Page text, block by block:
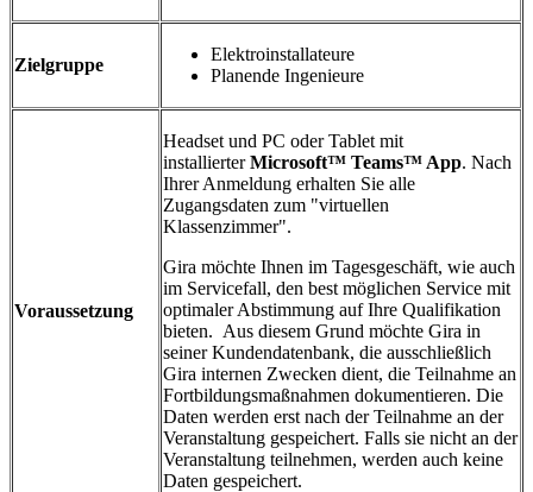
Zielgruppe
Elektroinstallateure
Planende Ingenieure
Voraussetzung
Headset und PC oder Tablet mit
installierterMicrosoft™ Teams™ App. Nach
Ihrer Anmeldung erhalten Sie alle
Zugangsdaten zum "virtuellen
Klassenzimmer".
Gira möchte Ihnen im Tagesgeschäft, wie auch
im Servicefall, den best möglichen Service mit
optimaler Abstimmung auf Ihre Qualifikation
bieten. Aus diesem Grund möchte Gira in
seiner Kundendatenbank, die ausschließlich
Gira internen Zwecken dient, die Teilnahme an
Fortbildungsmaßnahmen dokumentieren. Die
Daten werden erst nach der Teilnahme an der
Veranstaltung gespeichert. Falls sie nicht an der
Veranstaltung teilnehmen, werden auch keine
Daten gespeichert.